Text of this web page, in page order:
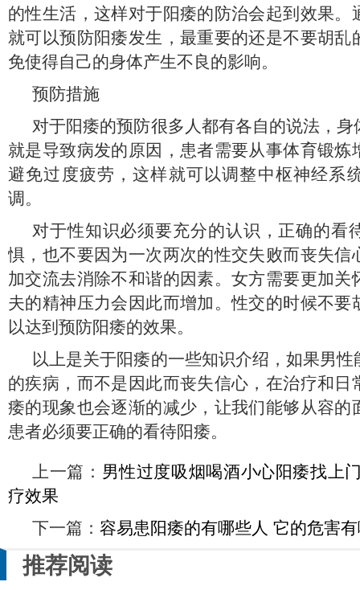
的性生活，这样对于阳痿的防治会起到效果。
就可以预防阳痿发生，最重要的还是不要胡乱
免使得自己的身体产生不良的影响。
预防措施
对于阳痿的预防很多人都有各自的说法，
就是导致病发的原因，患者需要从事体育锻炼
避免过度疲劳，这样就可以调整中枢神经系
调。
对于性知识必须要充分的认识，正确的看
惧，也不要因为一次两次的性交失败而丧失信
加交流去消除不和谐的因素。女方需要更加关
夫的精神压力会因此而增加。性交的时候不要
以达到预防阳痿的效果。
以上是关于阳痿的一些知识介绍，如果男
的疾病，而不是因此而丧失信心，在治疗和日
痿的现象也会逐渐的减少，让我们能够从容的
患者必须要正确的看待阳痿。
上一篇： 男性过度吸烟喝酒小心阳痿找上
疗效果
下一篇： 容易患阳痿的有哪些人 它的危害
推荐阅读